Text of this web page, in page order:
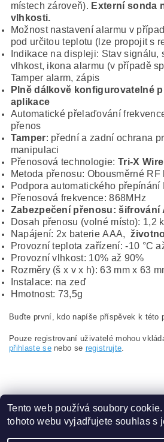
místech zároveň). Externí sonda
vlhkosti.
Možnost nastavení alarmu v
pod určitou teplotu (lze propojit s
Indikace na displeji: Stav signálu,
vlhkost, ikona alarmu (v případě
Tamper alarm, zápis
Plně dálkově konfigurovatelné
aplikace
Automatické přelaďování
přenos
Tamper: přední a zadní ochrana
manipulaci
Přenosová technologie: Tri-X
Metoda přenosu: Obousměrné
Podpora automatického přepínání
Přenosová frekvence: 868MHz
Zabezpečení přenosu: šifrování
Dosah přenosu (volné místo): 1,2
Napájení: 2x baterie AAA,
Provozní teplota zařízení: -10 °C
Provozní vlhkost: 10% až 90%
Rozměry (š x v x h): 63 mm x 63
Instalace: na zeď
Hmotnost: 73,5g
Buďte první, kdo napíše příspěvek k této
Pouze registrovaní uživatelé mohou
přihlaste senebo se registrujte.
Obchodní podmínky |
Tento web používá soubory
tohoto webu vyjadřujete souhlas s